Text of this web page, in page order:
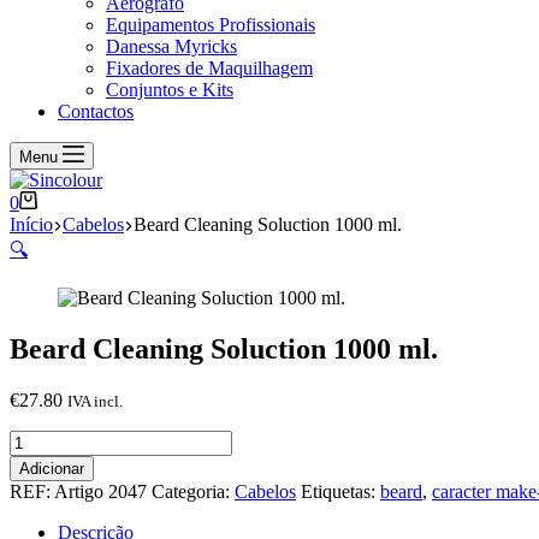
Equipamentos Profissionais
Danessa Myricks
Fixadores de Maquilhagem
Conjuntos e Kits
Contactos
Menu
Carrinho
de
compras
0
Início Cabelos Beard Cleaning Soluction 1000 ml.
🔍
Beard Cleaning Soluction 1000 ml.
€27.80 IVA incl.
Quantidade
de
Beard
Cleaning
Soluction
Adicionar
REF: Artigo 2047 Categoria: Cabelos Etiquetas: beard, caracter
Descrição